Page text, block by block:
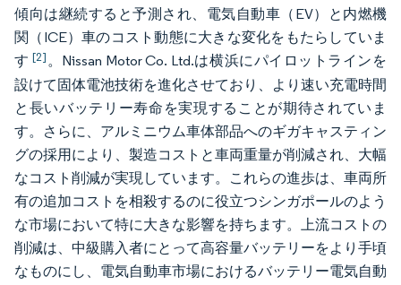
傾向は継続すると予測され、電気自動車（EV）と内燃機
関（ICE）車のコスト動態に大きな変化をもたらしていま
す[2]。Nissan Motor Co. Ltd.は横浜にパイロットラインを
設けて固体電池技術を進化させており、より速い充電時間
と長いバッテリー寿命を実現することが期待されていま
す。さらに、アルミニウム車体部品へのギガキャスティン
グの採用により、製造コストと車両重量が削減され、大幅
なコスト削減が実現しています。これらの進歩は、車両所
有の追加コストを相殺するのに役立つシンガポールのよう
な市場において特に大きな影響を持ちます。上流コストの
削減は、中級購入者にとって高容量バッテリーをより手頃
なものにし、電気自動車市場におけるバッテリー電気自動